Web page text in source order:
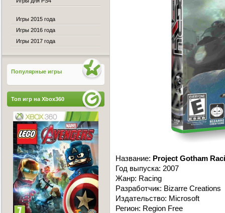
Название: Project Gotham
Год выпуска: 2007
Жанр: Racing
Разработчик: Bizarre Creations
Издательство: Microsoft
Регион: Region Free
Игры 2015 года
Игры 2016 года
Игры 2017 года
Популярные игры
Топ игр на Xbox360